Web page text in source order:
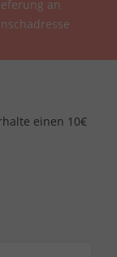
an
einen 10€